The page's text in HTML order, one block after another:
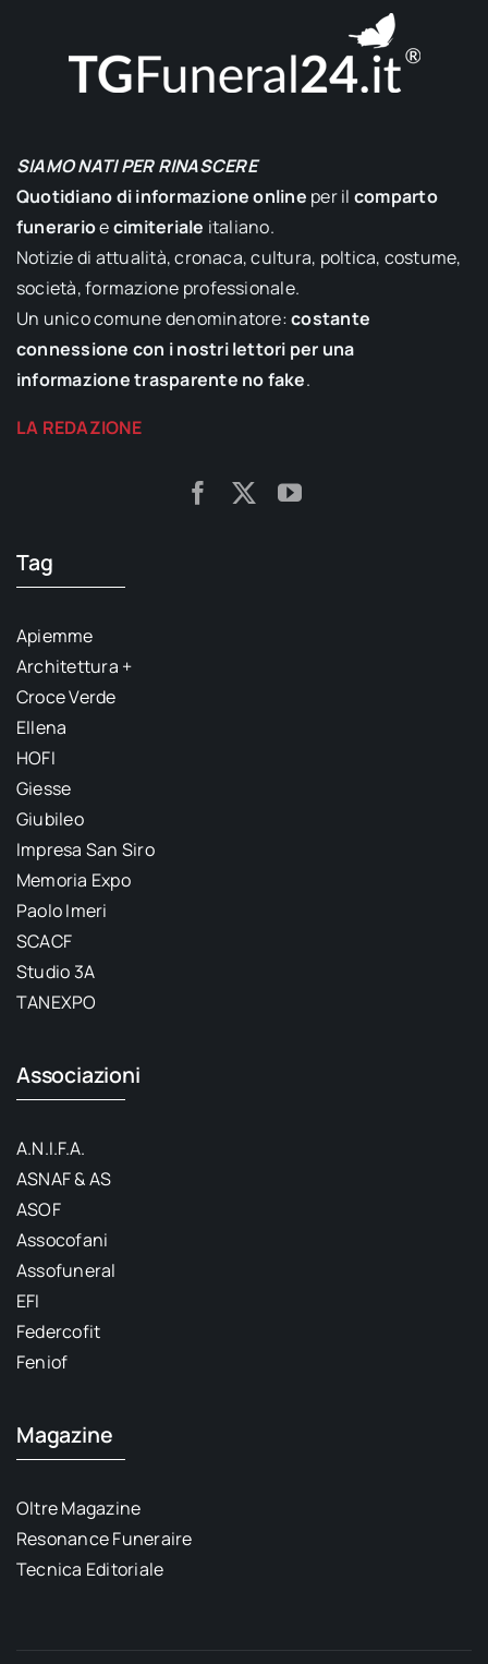
SIAMO NATI PER RINASCERE
Quotidiano di informazione online per il comparto
funerarioecimiteriale italiano.
Notizie di attualità, cronaca, cultura, poltica, costume,
società, formazione professionale.
Un unico comune denominatore:costante
connessione con i nostri lettori per una
informazione trasparente no fake.
LA REDAZIONE
Tag
Apiemme
Architettura +
Croce Verde
Ellena
HOFI
Giesse
Giubileo
Impresa San Siro
Memoria Expo
Paolo Imeri
SCACF
Studio 3A
TANEXPO
Associazioni
A.N.I.F.A.
ASNAF & AS
ASOF
Assocofani
Assofuneral
EFI
Federcofit
Feniof
Magazine
Oltre Magazine
Resonance Funeraire
Tecnica Editoriale